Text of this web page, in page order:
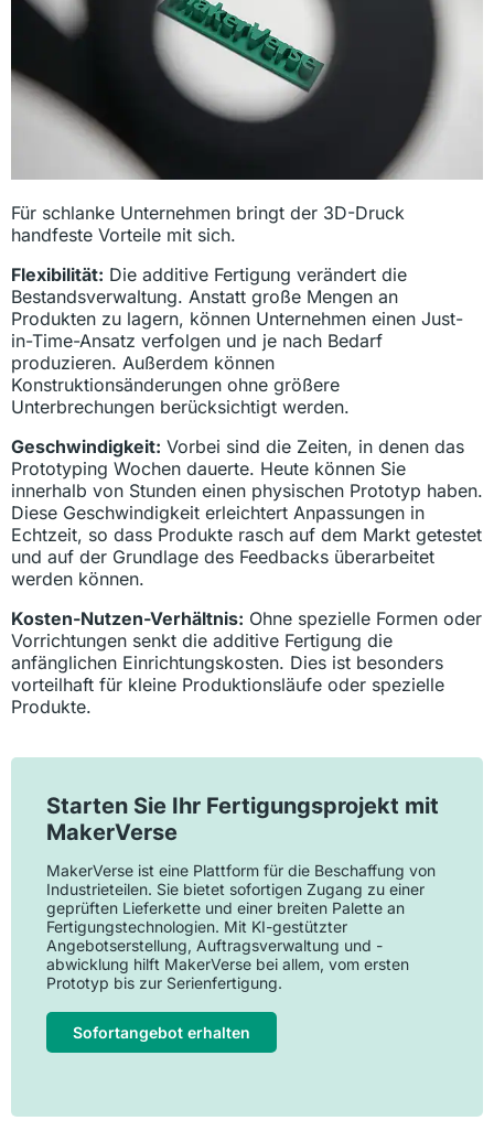
Für schlanke Unternehmen bringt der 3D-Druck
handfeste Vorteile mit sich.
Flexibilität: Die additive Fertigung verändert die
Bestandsverwaltung. Anstatt große Mengen an
Produkten zu lagern, können Unternehmen einen Just-
in-Time-Ansatz verfolgen und je nach Bedarf
produzieren. Außerdem können
Konstruktionsänderungen ohne größere
Unterbrechungen berücksichtigt werden.
Geschwindigkeit: Vorbei sind die Zeiten, in denen das
Prototyping Wochen dauerte. Heute können Sie
innerhalb von Stunden einen physischen Prototyp haben.
Diese Geschwindigkeit erleichtert Anpassungen in
Echtzeit, so dass Produkte rasch auf dem Markt getestet
und auf der Grundlage des Feedbacks überarbeitet
werden können.
Kosten-Nutzen-Verhältnis: Ohne spezielle Formen oder
Vorrichtungen senkt die additive Fertigung die
anfänglichen Einrichtungskosten. Dies ist besonders
vorteilhaft für kleine Produktionsläufe oder spezielle
Produkte.
Starten Sie Ihr Fertigungsprojekt mit
MakerVerse
MakerVerse ist eine Plattform für die Beschaffung von
Industrieteilen. Sie bietet sofortigen Zugang zu einer
geprüften Lieferkette und einer breiten Palette an
Fertigungstechnologien. Mit KI-gestützter
Angebotserstellung, Auftragsverwaltung und -
abwicklung hilft MakerVerse bei allem, vom ersten
Prototyp bis zur Serienfertigung.
Sofortangebot erhalten